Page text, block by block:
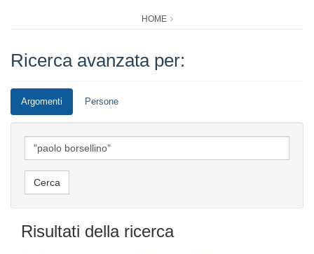
HOME
Ricerca avanzata per:
Argomenti Persone
Risultati della ricerca